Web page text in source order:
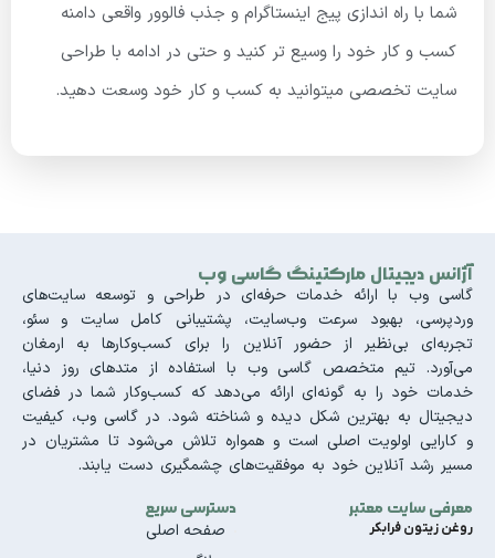
شما با راه اندازی پیج اینستاگرام و جذب فالوور واقعی دامنه
کسب و کار خود را وسیع تر کنید و حتی در ادامه با طراحی
سایت تخصصی میتوانید به کسب و کار خود وسعت دهید.
آژانس دیجیتال مارکتینگ گاسی وب
گاسی وب با ارائه خدمات حرفه‌ای در طراحی و توسعه سایت‌های
وردپرسی، بهبود سرعت وب‌سایت، پشتیبانی کامل سایت و سئو،
تجربه‌ای بی‌نظیر از حضور آنلاین را برای کسب‌وکارها به ارمغان
می‌آورد. تیم متخصص گاسی وب با استفاده از متدهای روز دنیا،
خدمات خود را به گونه‌ای ارائه می‌دهد که کسب‌وکار شما در فضای
دیجیتال به بهترین شکل دیده و شناخته شود. در گاسی وب، کیفیت
و کارایی اولویت اصلی است و همواره تلاش می‌شود تا مشتریان در
مسیر رشد آنلاین خود به موفقیت‌های چشمگیری دست یابند.
معرفی سایت معتبر
روغن زیتون فرابکر
دسترسی سریع
صفحه اصلی